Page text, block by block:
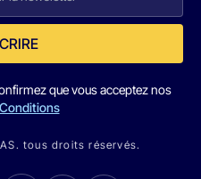
que vous acceptez nos
tous droits réservés.